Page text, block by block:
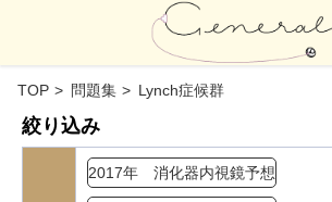
TOP 問題集 Lynch症候群
絞り込み
2017年 消化器内視鏡予想